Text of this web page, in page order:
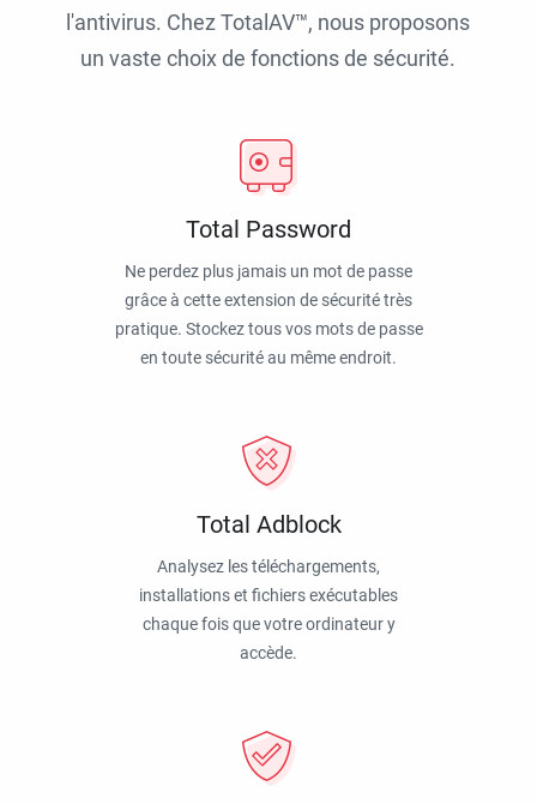
l'antivirus. Chez TotalAV™, nous proposons
un vaste choix de fonctions de sécurité.
Total Password
Ne perdez plus jamais un mot de passe
grâce à cette extension de sécurité très
pratique. Stockez tous vos mots de passe
en toute sécurité au même endroit.
Total Adblock
Analysez les téléchargements,
installations et fichiers exécutables
chaque fois que votre ordinateur y
accède.